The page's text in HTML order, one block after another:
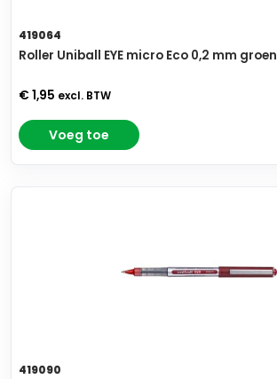
419064
Roller Uniball EYE micro Eco 0,2 mm groen
€ 1,95 excl. BTW
Voeg toe
419090